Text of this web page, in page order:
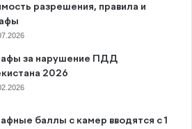
разрешения, правила и
за нарушение ПДД
2026
баллы с камер вводятся с 1